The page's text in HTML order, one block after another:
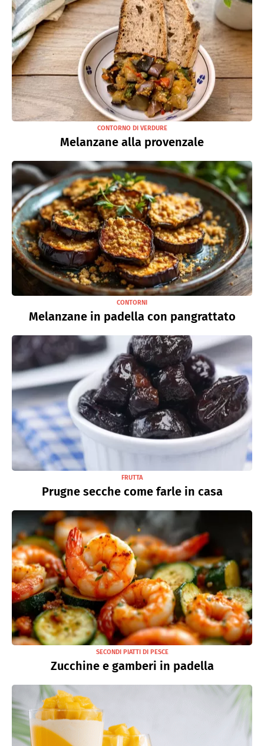
CONTORNO DI VERDURE
Melanzane alla provenzale
CONTORNI
Melanzane in padella con pangrattato
FRUTTA
Prugne secche come farle in casa
SECONDI PIATTI DI PESCE
Zucchine e gamberi in padella